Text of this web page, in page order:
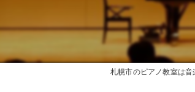
札幌市のピアノ教室は